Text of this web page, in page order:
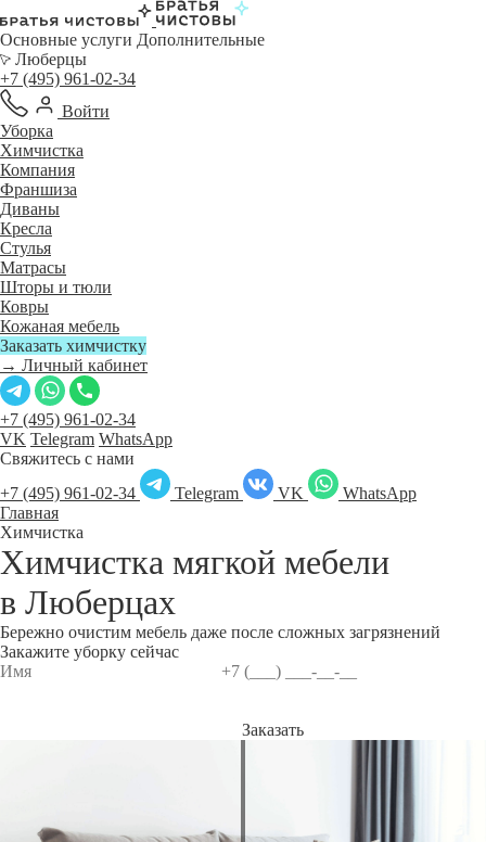
Основные услуги Дополнительные
Люберцы
+7 (495) 961-02-34
Войти
Уборка
Химчистка
Компания
Франшиза
Диваны
Кресла
Стулья
Матрасы
Шторы и тюли
Ковры
Кожаная мебель
Заказать химчистку
→ Личный кабинет
+7 (495) 961-02-34
VK Telegram WhatsApp
Свяжитесь с нами
+7 (495) 961-02-34
Telegram VK
WhatsApp
Главная
Химчистка
Химчистка мягкой мебели
в Люберцах
Бережно очистим мебель даже после сложных загрязнений
Закажите уборку сейчас
Заказать